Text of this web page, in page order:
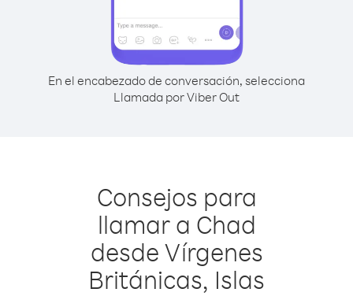
En el encabezado de conversación, selecciona
Llamada por Viber Out
Consejos para
llamar a Chad
desde Vírgenes
Británicas, Islas